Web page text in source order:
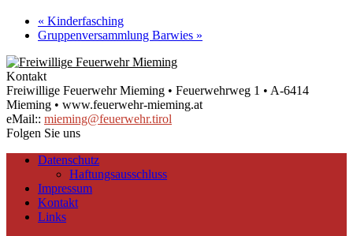
« Kinderfasching
Gruppenversammlung Barwies »
Kontakt
Freiwillige Feuerwehr Mieming • Feuerwehrweg 1 • A-6414
Mieming • www.feuerwehr-mieming.at
eMail:: mieming@feuerwehr.tirol
Folgen Sie uns
Datenschutz
Haftungsausschluss
Impressum
Kontakt
Links